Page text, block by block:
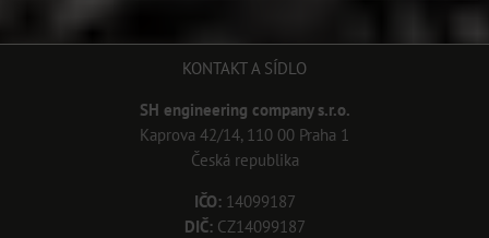
KONTAKT A SÍDLO
SH engineering company s.r.o.
Kaprova 42/14, 110 00 Praha 1
Česká republika
IČO:14099187
DIČ:CZ14099187